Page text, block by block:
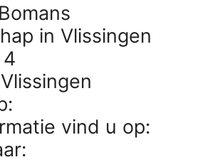
in Vlissingen
vind u op: